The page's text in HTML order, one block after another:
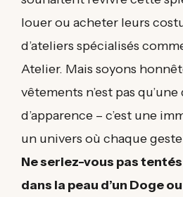
louer ou acheter leurs
d’ateliers spécialisés
Atelier. Mais soyons
vêtements n’est pas
d’apparence – c’est une
un univers où chaque
Ne seriez-vous pas
dans la peau d’un Doge